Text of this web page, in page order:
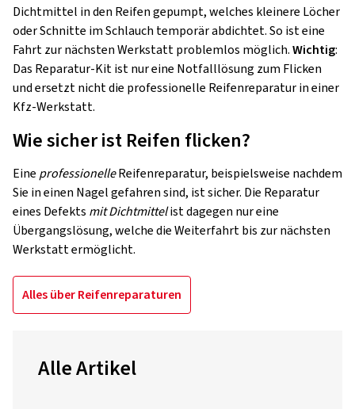
Dichtmittel in den Reifen gepumpt, welches kleinere Löcher
oder Schnitte im Schlauch temporär abdichtet. So ist eine
Fahrt zur nächsten Werkstatt problemlos möglich.Wichtig:
Das Reparatur-Kit ist nur eine Notfalllösung zum Flicken
und ersetzt nicht die professionelle Reifenreparatur in einer
Kfz-Werkstatt.
Wie sicher ist Reifen flicken?
Eine professionelleReifenreparatur, beispielsweise nachdem
Sie in einen Nagel gefahren sind, ist sicher. Die Reparatur
eines Defekts mit Dichtmittelist dagegen nur eine
Übergangslösung, welche die Weiterfahrt bis zur nächsten
Werkstatt ermöglicht.
Alles über Reifenreparaturen
Alle Artikel